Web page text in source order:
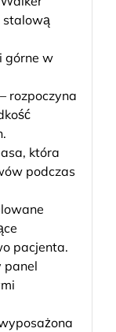
stalową
górne w
rozpoczyna
która
podczas
pacjenta.
panel